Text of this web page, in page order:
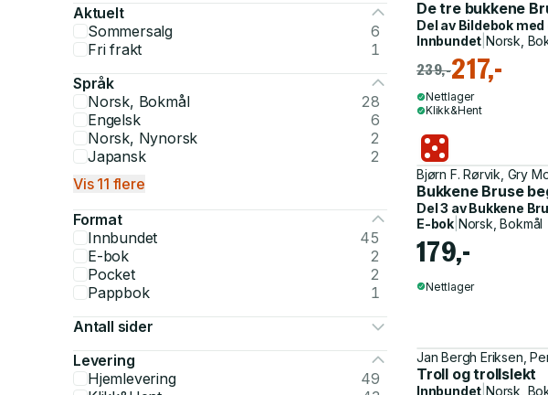
Aktuelt
Sommersalg
6
Fri frakt
1
Språk
Norsk, Bokmål
28
Engelsk
6
Norsk, Nynorsk
2
Japansk
2
Vis 11 flere
Format
Innbundet
45
E-bok
2
Pocket
2
Pappbok
1
Antall sider
Levering
Hjemlevering
49
De tre bukkene
Del av Bildebok
Innbundet |Norsk,
239,-217,-
Nettlager
Klikk&Hent
Bjørn F. Rørvik, Gry
Bukkene Bruse
Del 3 avBukkene
E-bok Norsk, Bokmål
179,-
Nettlager
Jan Bergh Eriksen,
Troll og trollslekt
Innbundet |Norsk,